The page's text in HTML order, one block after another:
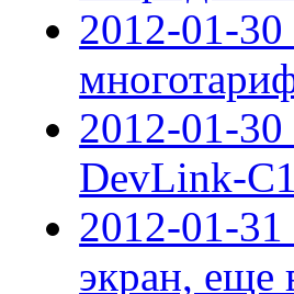
2012-01-
2012-01-
DevLink-
2012-01-
экран, еще